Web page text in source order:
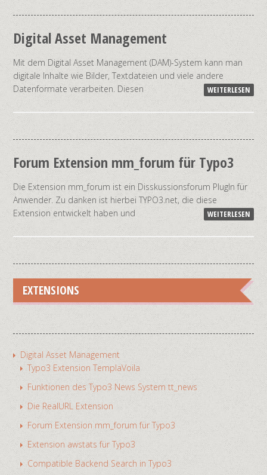
Digital Asset Management
Mit dem Digital Asset Management (DAM)-System kann man
digitale Inhalte wie Bilder, Textdateien und viele andere
Datenformate verarbeiten. Diesen
WEITERLESEN
Forum Extension mm_forum für Typo3
Die Extension mm_forum ist ein Disskussionsforum PlugIn für
Anwender. Zu danken ist hierbei TYPO3.net, die diese
Extension entwickelt haben und
WEITERLESEN
EXTENSIONS
Digital Asset Management
Typo3 Extension TemplaVoila
Funktionen des Typo3 News System tt_news
Die RealURL Extension
Forum Extension mm_forum für Typo3
Extension awstats für Typo3
Compatible Backend Search in Typo3